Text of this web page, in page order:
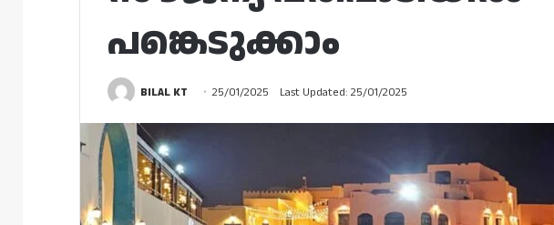
പങ്കെടുക്കാം
BILAL KT 25/01/2025 Last Updated: 25/01/2025